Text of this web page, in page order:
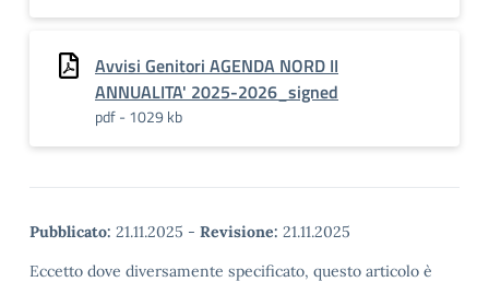
Avvisi Genitori AGENDA NORD II
ANNUALITA' 2025-2026_signed
pdf - 1029 kb
Pubblicato: 21.11.2025 - Revisione: 21.11.2025
Eccetto dove diversamente specificato, questo articolo è